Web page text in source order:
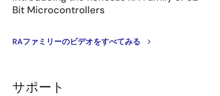
Bit Microcontrollers
RAファミリーのビデオをすべてみる
サポート